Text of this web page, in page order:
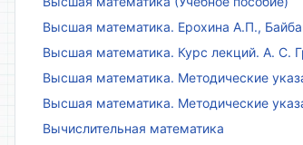
Высшая математика. Ерохина А.П.,
Высшая математика. Курс лекций. А. С.
Высшая математика. Методические
Высшая математика. Методические
Вычислительная математика